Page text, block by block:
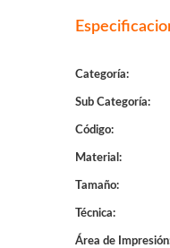
Categoría:
Sub Categoría:
Código:
Material:
Tamaño:
Técnica:
Área de